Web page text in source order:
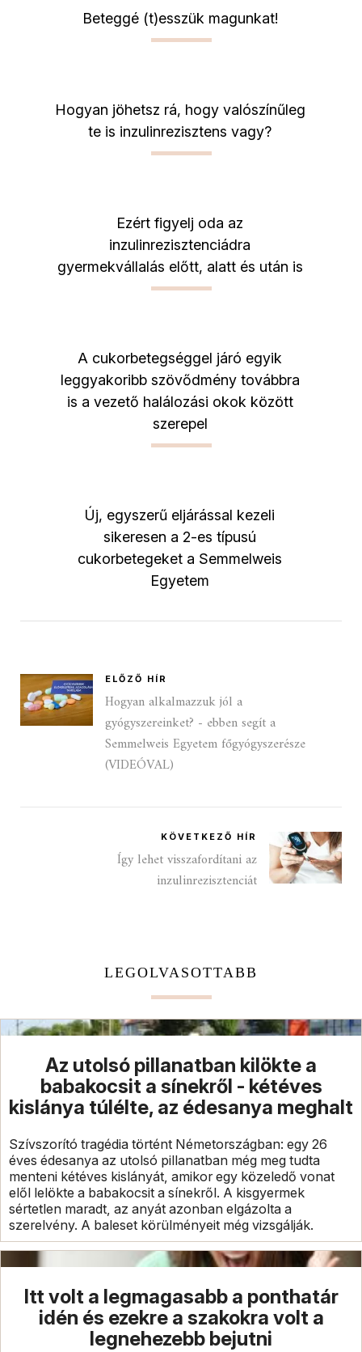
Beteggé (t)esszük magunkat!
Hogyan jöhetsz rá, hogy valószínűleg
te is inzulinrezisztens vagy?
Ezért figyelj oda az
inzulinrezisztenciádra
gyermekvállalás előtt, alatt és után is
A cukorbetegséggel járó egyik
leggyakoribb szövődmény továbbra
is a vezető halálozási okok között
szerepel
Új, egyszerű eljárással kezeli
sikeresen a 2-es típusú
cukorbetegeket a Semmelweis
Egyetem
ELŐZŐ HÍR
Hogyan alkalmazzuk jól a
gyógyszereinket? - ebben segít a
Semmelweis Egyetem főgyógyszerésze
(VIDEÓVAL)
KÖVETKEZŐ HÍR
Így lehet visszafordítani az
inzulinrezisztenciát
LEGOLVASOTTABB
Az utolsó pillanatban kilökte a
babakocsit a sínekről - kétéves
kislánya túlélte, az édesanya meghalt
Szívszorító tragédia történt Németországban: egy 26
éves édesanya az utolsó pillanatban még meg tudta
menteni kétéves kislányát, amikor egy közeledő vonat
elől lelökte a babakocsit a sínekről. A kisgyermek
sértetlen maradt, az anyát azonban elgázolta a
szerelvény. A baleset körülményeit még vizsgálják.
Itt volt a legmagasabb a ponthatár
idén és ezekre a szakokra volt a
legnehezebb bejutni